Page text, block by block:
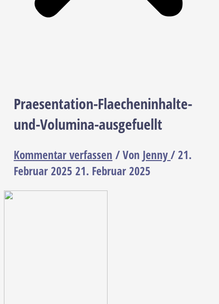
Praesentation-Flaecheninhalte-
und-Volumina-ausgefuellt
Kommentar verfassen / Von Jenny/21.
Februar 2025 21. Februar 2025